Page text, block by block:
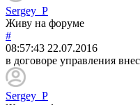
Sergey_P
Живу на форуме
#
08:57:43 22.07.2016
в договоре управления
Sergey_P